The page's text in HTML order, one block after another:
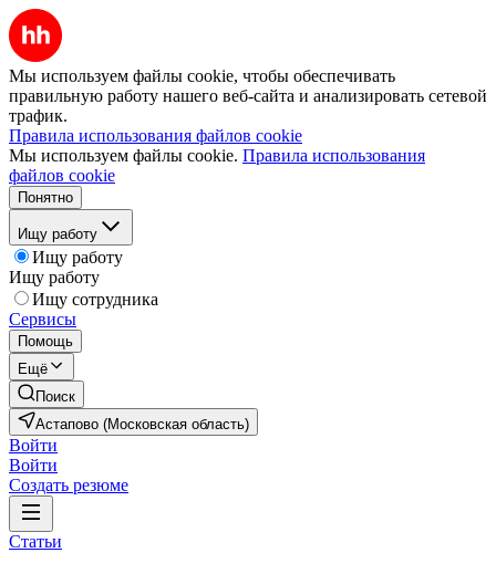
Мы используем файлы cookie, чтобы обеспечивать
правильную работу нашего веб-сайта и анализировать сетевой
трафик.
Правила использования файлов cookie
Мы используем файлы cookie. Правила использования
файлов cookie
Понятно
Ищу работу
Ищу работу
Ищу работу
Ищу сотрудника
Сервисы
Помощь
Ещё
Поиск
Астапово (Московская область)
Войти
Войти
Создать резюме
Статьи